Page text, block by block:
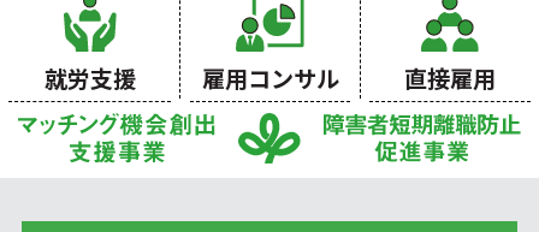
就労支援 雇用コンサル 直接雇用